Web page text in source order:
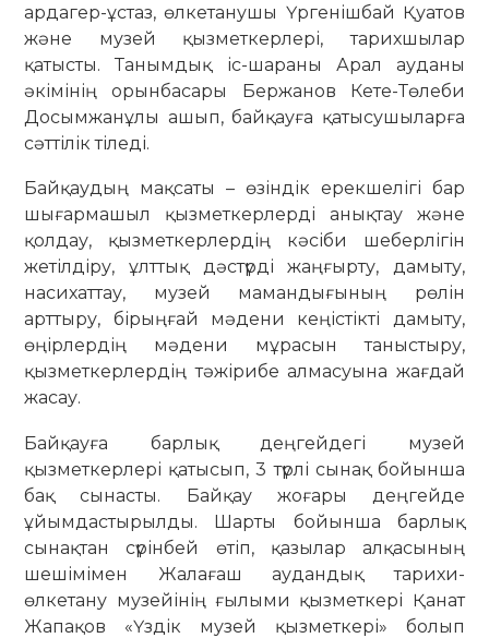
ардагер-ұстаз, өлкетанушы Үргенішбай Қуатов
және музей қызметкерлері, тарихшылар
қатысты. Танымдық іс-шараны Арал ауданы
әкімінің орынбасары Бержанов Кете-Төлеби
Досымжанұлы ашып, байқауға қатысушыларға
сәттілік тіледі.
Байқаудың мақсаты – өзіндік ерекшелігі бар
шығармашыл қызметкерлерді анықтау және
қолдау, қызметкерлердің кәсіби шеберлігін
жетілдіру, ұлттық дәстүрді жаңғырту, дамыту,
насихаттау, музей мамандығының рөлін
арттыру, бірыңғай мәдени кеңістікті дамыту,
өңірлердің мәдени мұрасын таныстыру,
қызметкерлердің тәжірибе алмасуына жағдай
жасау.
Байқауға барлық деңгейдегі музей
қызметкерлері қатысып, 3 түрлі сынақ бойынша
бақ сынасты. Байқау жоғары деңгейде
ұйымдастырылды. Шарты бойынша барлық
сынақтан сүрінбей өтіп, қазылар алқасының
шешімімен Жалағаш аудандық тарихи-
өлкетану музейінің ғылыми қызметкері Қанат
Жапақов «Үздік музей қызметкері» болып